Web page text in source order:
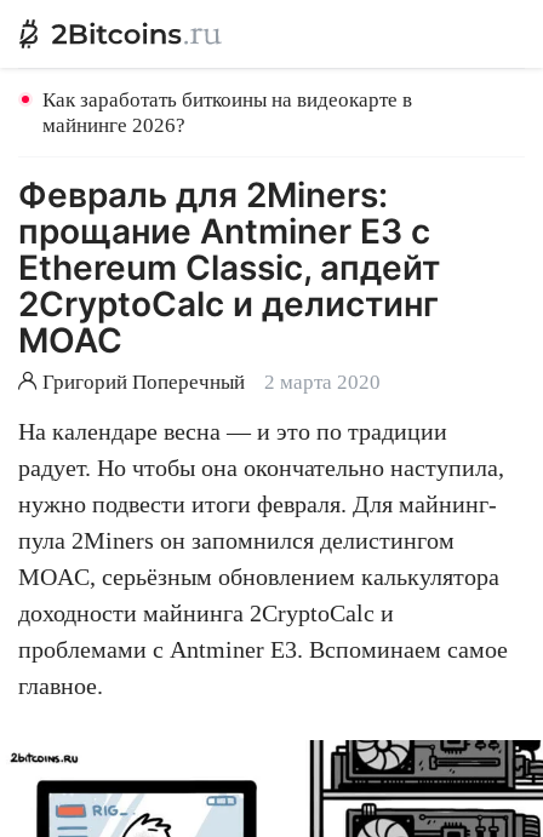
Как заработать биткоины на видеокарте в
майнинге 2026?
Февраль для 2Miners:
прощание Antminer E3 с
Ethereum Classic, апдейт
2CryptoCalc и делистинг
MOAC
Григорий Поперечный 2 марта 2020
На календаре весна — и это по традиции
радует. Но чтобы она окончательно наступила,
нужно подвести итоги февраля. Для майнинг-
пула 2Miners он запомнился делистингом
MOAC, серьёзным обновлением калькулятора
доходности майнинга 2CryptoCalc и
проблемами с Antminer E3. Вспоминаем самое
главное.